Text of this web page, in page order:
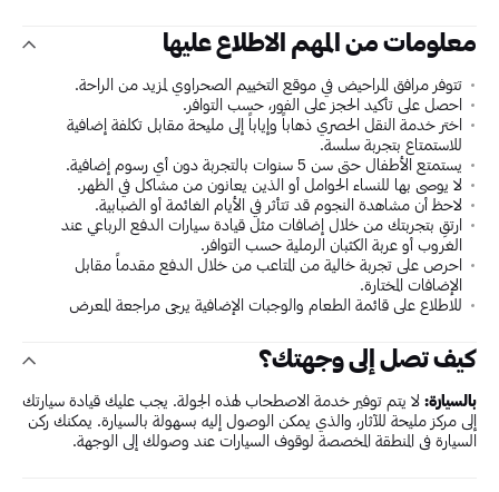
معلومات من المهم الاطلاع عليها
تتوفر مرافق المراحيض في موقع التخييم الصحراوي لمزيد من الراحة.
احصل على تأكيد الحجز على الفور، حسب التوافر.
اختر خدمة النقل الحصري ذهاباً وإياباً إلى مليحة مقابل تكلفة إضافية
للاستمتاع بتجربة سلسة.
يستمتع الأطفال حتى سن 5 سنوات بالتجربة دون أي رسوم إضافية.
لا يوصى بها للنساء الحوامل أو الذين يعانون من مشاكل في الظهر.
لاحظ أن مشاهدة النجوم قد تتأثر في الأيام الغائمة أو الضبابية.
ارتقِ بتجربتك من خلال إضافات مثل قيادة سيارات الدفع الرباعي عند
الغروب أو عربة الكثبان الرملية حسب التوافر.
احرص على تجربة خالية من المتاعب من خلال الدفع مقدماً مقابل
الإضافات المختارة.
للاطلاع على قائمة الطعام والوجبات الإضافية يرجى مراجعة المعرض
كيف تصل إلى وجهتك؟
بالسيارة: لا يتم توفير خدمة الاصطحاب لهذه الجولة. يجب عليك قيادة سيارتك
إلى مركز مليحة للآثار، والذي يمكن الوصول إليه بسهولة بالسيارة. يمكنك ركن
السيارة في المنطقة المخصصة لوقوف السيارات عند وصولك إلى الوجهة.